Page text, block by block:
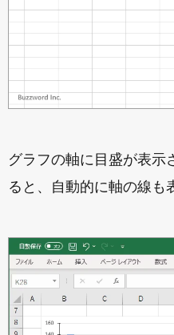
グラフの軸に目盛が表示
ると、自動的に軸の線も